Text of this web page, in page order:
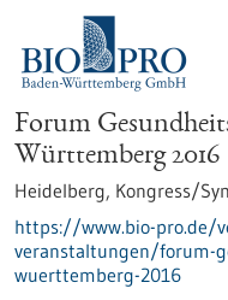
Forum
Württemberg 2016
Heidelberg, Kongress/
https://www.bio-pro.de/
veranstaltungen/forum-
wuerttemberg-2016